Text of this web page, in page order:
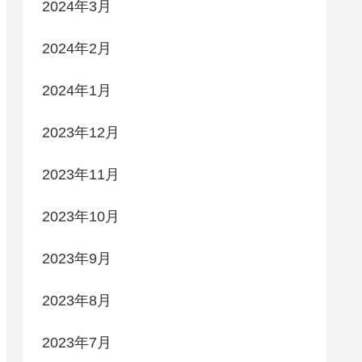
2024年3月
2024年2月
2024年1月
2023年12月
2023年11月
2023年10月
2023年9月
2023年8月
2023年7月